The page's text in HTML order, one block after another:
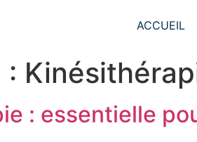
ACCUEIL
:
: essentielle